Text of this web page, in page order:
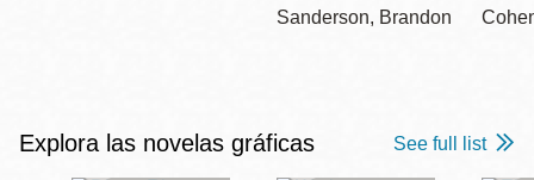
Sanderson, Brandon
Explora las novelas gráficas See full list